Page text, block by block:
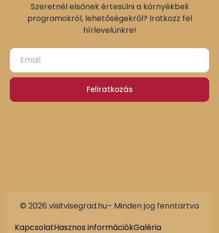
Szeretnél elsőnek értesülni a környékbeli
programokról, lehetőségekről? Iratkozz fel
hírlevelünkre!
Feliratkozás
© 2026 visitvisegrad.hu– Minden jog fenntartva
KapcsolatHasznos információkGalériaGerman
Slovak